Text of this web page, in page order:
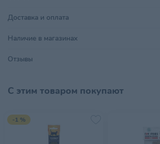
Показания
Поставщик
Производитель
Страна происхождения РОССИЯ
Тип питомца
Тип упаковки
Доставка и оплата
Наличие в магазинах
Отзывы
С этим товаром покупают
-1 %